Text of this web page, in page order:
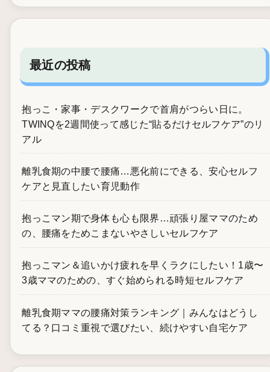
最近の投稿
抱っこ・家事・デスクワークで首肩がつらい日に。
TWINQを2週間使って感じた“貼るだけセルフケア”のリ
アル
離乳食期の中腰で腰痛…悪化前にできる、安心セルフ
ケアと見直したい育児動作
抱っこマン期で身体も心も限界…頑張り屋ママのため
の、腰痛をためこまないやさしいセルフケア
抱っこマン＆追いかけ疲れを早くラクにしたい！1歳〜
3歳ママのための、すぐ始められる時短セルフケア
離乳食期ママの腰痛対策ランキング｜みんなはどうし
てる？口コミ重視で選びたい、続けやすい自宅ケア